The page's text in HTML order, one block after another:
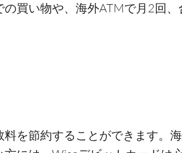
買い物や、海外ATMで月2回、
を節約することができます。